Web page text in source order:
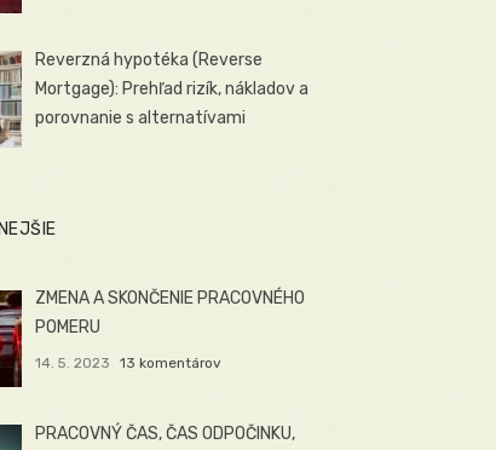
Reverzná hypotéka (Reverse
Mortgage): Prehľad rizík, nákladov a
porovnanie s alternatívami
ZMENA A SKONČENIE PRACOVNÉHO
POMERU
14. 5. 2023 13 komentárov
PRACOVNÝ ČAS, ČAS ODPOČINKU,